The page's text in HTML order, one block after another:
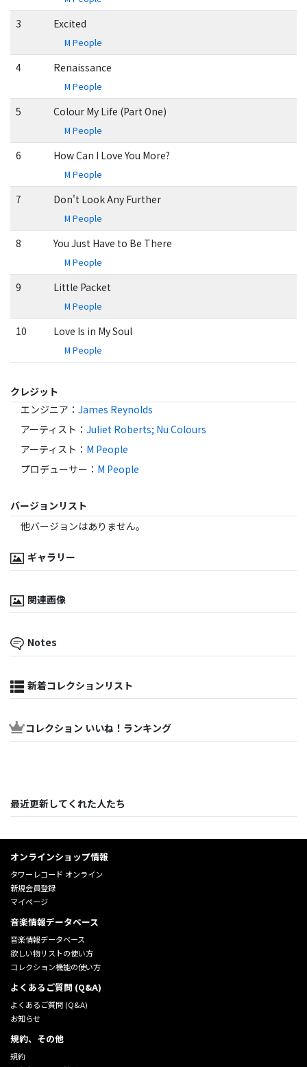
3 Excited
M People
4 Renaissance
M People
5 Colour My Life (Part One)
M People
6 How Can I Love You More?
M People
7 Don't Look Any Further
M People
8 You Just Have to Be There
M People
9 Little Packet
M People
10 Love Is in My Soul
M People
クレジット
エンジニア ： James Reynolds
アーティスト ： Juliet Roberts; Nu Colours
アーティスト ： M People
プロデューサー ： M People
バージョンリスト
他バージョンはありません。
ギャラリー
関連画像
Notes
新着コレクションリスト
コレクション いいね！ランキング
最近更新してくれた人たち
オンラインショップ情報
タワーレコード オンライン
新規会員登録
マイページ
音楽情報データベース
音楽情報データベース
欲しい物リストの使い方
コレクション機能の使い方
よくあるご質問 (Q&A)
よくあるご質問 (Q&A)
お知らせ
規約、その他
規約